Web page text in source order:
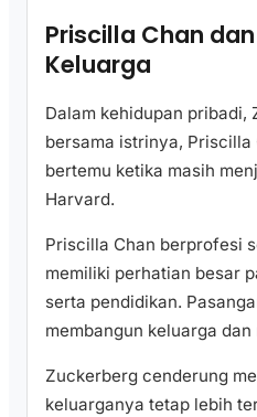
Priscilla Chan
Keluarga
Dalam kehidupan pribadi,
bersama istrinya, Priscilla
bertemu ketika masih
Harvard.
Priscilla Chan berprofesi
memiliki perhatian besar
serta pendidikan.
membangun keluarga dan
Zuckerberg cenderung
keluarganya tetap lebih